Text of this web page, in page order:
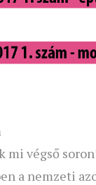
mi végső
a nemzeti